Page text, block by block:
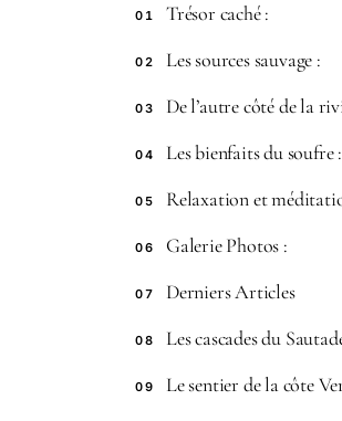
01 Trésor caché :
02 Les sources sauvage :
03 De l’autre côté de la
04 Les bienfaits du soufre :
05 Relaxation et
06 Galerie Photos :
07 Derniers Articles
08 Les cascades du
09 Le sentier de la côte